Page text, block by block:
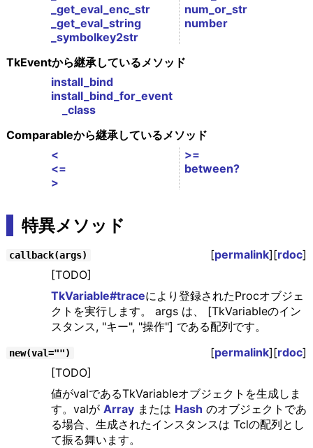
_get_eval_enc_str
_get_eval_string
_symbolkey2str
num_or_str
number
TkEventから継承しているメソッド
install_bind
install_bind_for_event
_class
Comparableから継承しているメソッド
<
<=
>
>=
between?
特異メソッド
callback(args) [permalink][rdoc]
[TODO]
TkVariable#traceにより登録されたProcオブジェ
クトを実行します。 args は、 [TkVariableのイン
スタンス, "キー", "操作"] である配列です。
new(val="") [permalink][rdoc]
[TODO]
値がvalであるTkVariableオブジェクトを生成しま
す。valが Arrayまたは Hash のオブジェクトであ
る場合、生成されたインスタンスは Tclの配列とし
て振る舞います。